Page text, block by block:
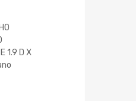
1.9 D X